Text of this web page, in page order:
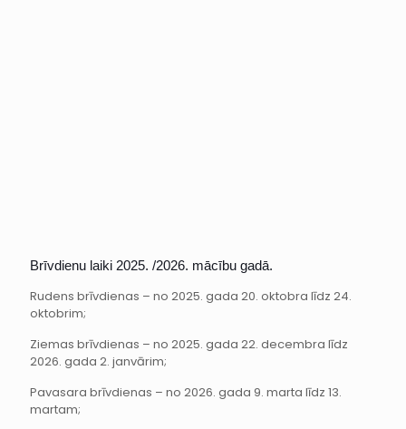
Brīvdienu laiki 2025. /2026. mācību gadā.
Rudens brīvdienas – no 2025. gada 20. oktobra līdz 24.
oktobrim;
Ziemas brīvdienas – no 2025. gada 22. decembra līdz
2026. gada 2. janvārim;
Pavasara brīvdienas – no 2026. gada 9. marta līdz 13.
martam;